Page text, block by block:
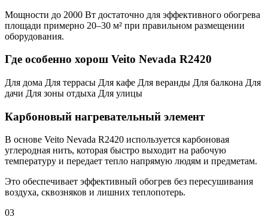
Мощности до 2000 Вт достаточно для эффективного обогрева
площади примерно 20–30 м² при правильном размещении
оборудования.
Где особенно хорош Veito Nevada R2420
Для дома Для террасы Для кафе Для веранды Для балкона Для
дачи Для зоны отдыха Для улицы
Карбоновый нагревательный элемент
В основе Veito Nevada R2420 используется карбоновая
углеродная нить, которая быстро выходит на рабочую
температуру и передает тепло напрямую людям и предметам.
Это обеспечивает эффективный обогрев без пересушивания
воздуха, сквозняков и лишних теплопотерь.
03